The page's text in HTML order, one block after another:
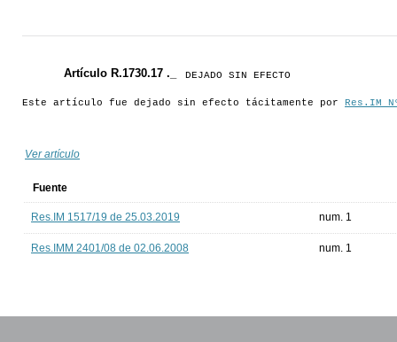
Artículo R.1730.17 ._ DEJADO SIN EFECTO
Este artículo fue dejado sin efecto tácitamente por Res.IM
Ver artículo
Fuente
Res.IM 1517/19 de 25.03.2019 num. 1
Res.IMM 2401/08 de 02.06.2008 num. 1